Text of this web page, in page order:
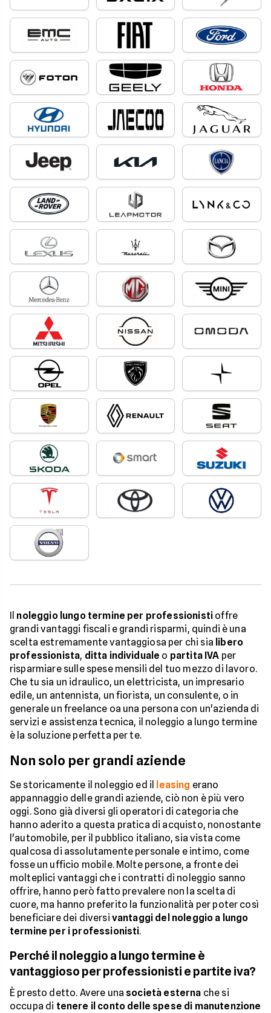
Il noleggio lungo termine per professionisti offre
grandi vantaggi fiscali e grandi risparmi, quindi è una
scelta estremamente vantaggiosa per chi sia libero
professionista, ditta individuale o partita IVA per
risparmiare sulle spese mensili del tuo mezzo di lavoro.
Che tu sia un idraulico, un elettricista, un impresario
edile, un antennista, un fiorista, un consulente, o in
generale un freelance oa una persona con un'azienda di
servizi e assistenza tecnica, il noleggio a lungo termine
è la soluzione perfetta per te.
Non solo per grandi aziende
Se storicamente il noleggio ed il leasing erano
appannaggio delle grandi aziende, ciò non è più vero
oggi. Sono già diversi gli operatori di categoria che
hanno aderito a questa pratica di acquisto, nonostante
l'automobile, per il pubblico italiano, sia vista come
qualcosa di assolutamente personale e intimo, come
fosse un ufficio mobile. Molte persone, a fronte dei
molteplici vantaggi che i contratti di noleggio sanno
offrire, hanno però fatto prevalere non la scelta di
cuore, ma hanno preferito la funzionalità per poter così
beneficiare dei diversi vantaggi del noleggio a lungo
termine per i professionisti.
Perché il noleggio a lungo termine è
vantaggioso per professionisti e partite iva?
È presto detto. Avere una società esterna che si
occupa di tenere il conto delle spese di manutenzione